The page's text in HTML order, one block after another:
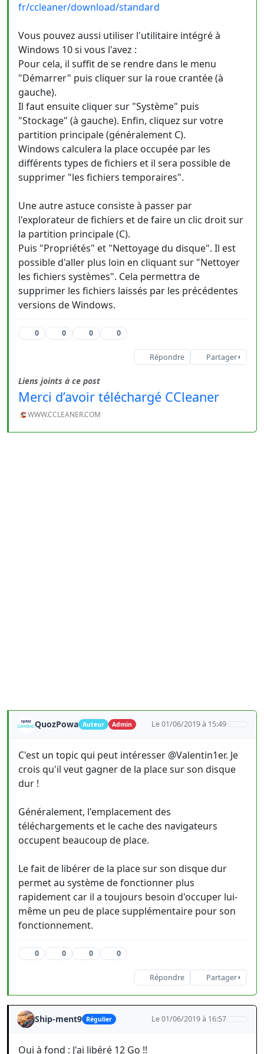
fr/ccleaner/download/standard
Vous pouvez aussi utiliser l'utilitaire intégré à
Windows 10 si vous l'avez :
Pour cela, il suffit de se rendre dans le menu
"Démarrer" puis cliquer sur la roue crantée (à
gauche).
Il faut ensuite cliquer sur "Système" puis
"Stockage" (à gauche). Enfin, cliquez sur votre
partition principale (généralement C).
Windows calculera la place occupée par les
différents types de fichiers et il sera possible de
supprimer "les fichiers temporaires".
Une autre astuce consiste à passer par
l'explorateur de fichiers et de faire un clic droit sur
la partition principale (C).
Puis "Propriétés" et "Nettoyage du disque". Il est
possible d'aller plus loin en cliquant sur "Nettoyer
les fichiers systèmes". Cela permettra de
supprimer les fichiers laissés par les précédentes
versions de Windows.
0 0 0 0
Répondre Partager
Liens joints à ce post
Merci d’avoir téléchargé CCleaner
WWW.CCLEANER.COM
QuozPowa Auteur Admin Le 01/06/2019 à 15:49
C'est un topic qui peut intéresser @Valentin1er. Je
crois qu'il veut gagner de la place sur son disque
dur !
Généralement, l'emplacement des
téléchargements et le cache des navigateurs
occupent beaucoup de place.
Le fait de libérer de la place sur son disque dur
permet au système de fonctionner plus
rapidement car il a toujours besoin d'occuper lui-
même un peu de place supplémentaire pour son
fonctionnement.
0 0 0 0
Répondre Partager
Ship-ment9 Régulier Le 01/06/2019 à 16:57
Oui à fond : J'ai libéré 12 Go !!